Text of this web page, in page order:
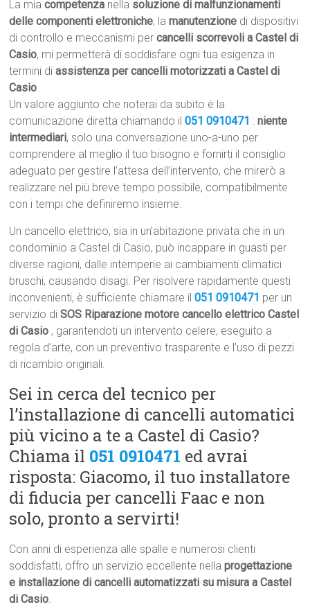
La miacompetenza nella soluzione di malfunzionamenti
delle componenti elettroniche, lamanutenzione di dispositivi
di controllo e meccanismi percancelli scorrevoli a Castel di
Casio, mi permetterà di soddisfare ogni tua esigenza in
termini diassistenza per cancelli motorizzati a Castel di
Casio.
Un valore aggiunto che noterai da subito è la
comunicazione diretta chiamando il051 0910471 :niente
intermediari, solo una conversazione uno-a-uno per
comprendere al meglio il tuo bisogno e fornirti il consiglio
adeguato per gestire l’attesa dell’intervento, che mirerò a
realizzare nel più breve tempo possibile, compatibilmente
con i tempi che definiremo insieme.
Un cancello elettrico, sia in un’abitazione privata che in un
condominio a Castel di Casio, può incappare in guasti per
diverse ragioni, dalle intemperie ai cambiamenti climatici
bruschi, causando disagi. Per risolvere rapidamente questi
inconvenienti, è sufficiente chiamare il051 0910471 per un
servizio di SOS Riparazione motore cancello elettrico Castel
di Casio , garantendoti un intervento celere, eseguito a
regola d’arte, con un preventivo trasparente e l’uso di pezzi
di ricambio originali.
Sei in cerca del tecnico per
l’installazione di cancelli automatici
più vicino a te a Castel di Casio?
Chiama il 051 0910471 ed avrai
risposta: Giacomo, il tuo installatore
di fiducia per cancelli Faac e non
solo, pronto a servirti!
Con anni di esperienza alle spalle e numerosi clienti
soddisfatti, offro un servizio eccellente nellaprogettazione
e installazione di cancelli automatizzati su misura a Castel
di Casio.